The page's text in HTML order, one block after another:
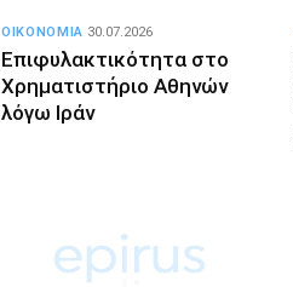
Επιφυλακτικότητα στο
Χρηματιστήριο Αθηνών
λόγω Ιράν
ΟΙΚΟΝΟΜΙΑ 30.07.2026